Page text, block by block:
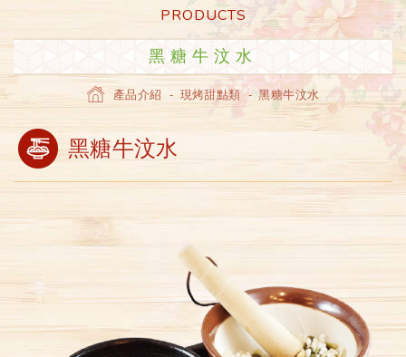
PRODUCTS
黑糖牛汶水
Home
產品介紹 現烤甜點類 黑糖牛汶水
黑糖牛汶水